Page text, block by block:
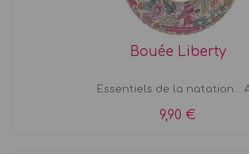
Bouée Liberty
Essentiels de la natation...
9,90 €